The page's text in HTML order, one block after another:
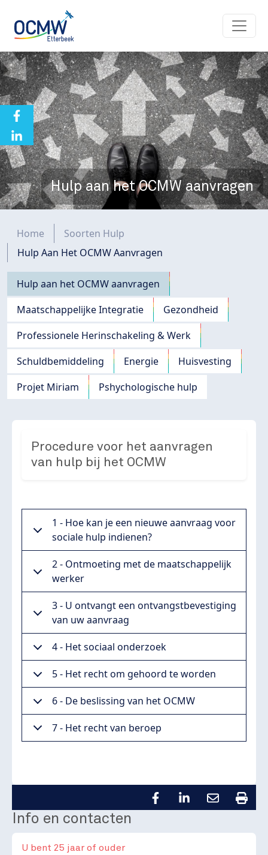
Hulp aan het OCMW aanvragen
Kruimelpad
Home
Soorten Hulp
Hulp Aan Het OCMW Aanvragen
Navigation principale
Hulp aan het OCMW aanvragen
Maatschappelijke Integratie
Gezondheid
Professionele Herinschakeling & Werk
Schuldbemiddeling
Energie
Huisvesting
Projet Miriam
Pshychologische hulp
Procedure voor het aanvragen
van hulp bij het OCMW
1 - Hoe kan je een nieuwe aanvraag voor
sociale hulp indienen?
2 - Ontmoeting met de maatschappelijk
werker
3 - U ontvangt een ontvangstbevestiging
van uw aanvraag
4 - Het sociaal onderzoek
5 - Het recht om gehoord te worden
6 - De beslissing van het OCMW
7 - Het recht van beroep
Info en contacten
U bent 25 jaar of ouder